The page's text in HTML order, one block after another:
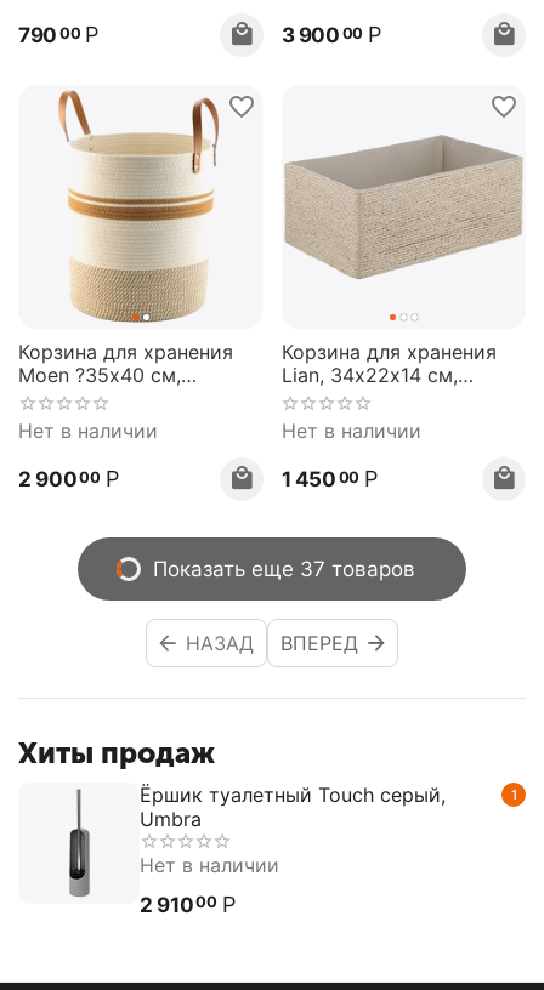
790 00 Р
3 900 00 Р
Корзина для хранения
Moen ?35х40 см,
бежевая/горчичная,
Bergenson Bjorn
Нет в наличии
2 90000 Р
Корзина для хранения
Lian, 34х22х14 см,
светло-бежевая,
Bergenson Bjorn
Нет в наличии
1 450 00 Р
Показать еще 37 товаров
НАЗАД ВПЕРЕД
Хиты продаж
1
Ёршик туалетный Touch серый,
Umbra
Нет в наличии
2 91000 Р